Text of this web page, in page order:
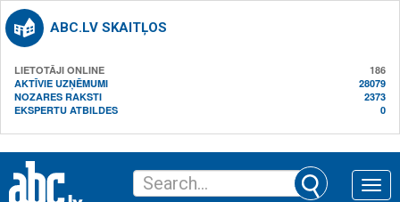
ABC.LV SKAITĻOS
LIETOTĀJI ONLINE
186
AKTĪVIE UZŅĒMUMI
28079
NOZARES RAKSTI
2373
EKSPERTU ATBILDES
0
Toggle